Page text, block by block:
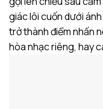
giác lôi cuốn dưới
trở thành điểm nhấn
hòa nhạc riêng, hay